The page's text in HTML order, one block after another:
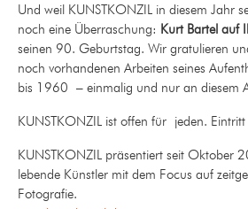
Und weil KUNSTKONZIL in diesem Jahr
noch eine Überraschung: Kurt Bartel auf
seinen 90. Geburtstag. Wir gratulieren
noch vorhandenen Arbeiten seines
bis 1960 – einmalig und nur an diesem
KUNSTKONZIL ist offen für jeden. Eintritt
KUNSTKONZIL präsentiert seit Oktober
lebende Künstler mit dem Focus auf
Fotografie.